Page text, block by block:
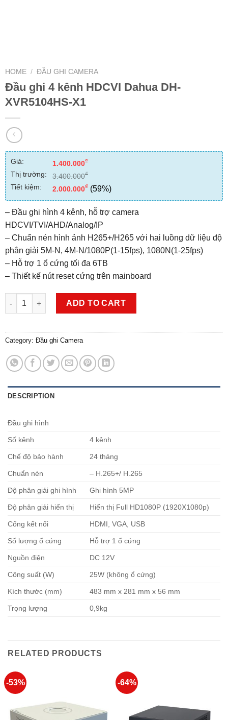
HOME / ĐẦU GHI CAMERA
Đầu ghi 4 kênh HDCVI Dahua DH-
XVR5104HS-X1
Giá: 1.400.000₫
Thị trường: 3.400.000₫
Tiết kiệm: 2.000.000₫ (59%)
– Đầu ghi hình 4 kênh, hỗ trợ camera
HDCVI/TVI/AHD/Analog/IP
– Chuẩn nén hình ảnh H265+/H265 với hai luồng dữ liệu độ
phân giải 5M-N, 4M-N/1080P(1-15fps), 1080N(1-25fps)
– Hỗ trợ 1 ổ cứng tối đa 6TB
– Thiết kế nút reset cứng trên mainboard
Đầu ghi 4 kênh HDCVI Dahua DH-XVR5104HS-X1 quantity
ADD TO CART
Category: Đầu ghi Camera
DESCRIPTION
Đầu ghi hình
Số kênh 4 kênh
Chế độ bảo hành 24 tháng
Chuẩn nén – H.265+/ H.265
Độ phân giải ghi hình Ghi hình 5MP
Độ phân giải hiển thị Hiển thị Full HD1080P (1920X1080p)
Cổng kết nối HDMI, VGA, USB
Số lượng ổ cứng Hỗ trợ 1 ổ cứng
Nguồn điện DC 12V
Công suất (W) 25W (không ổ cứng)
Kích thước (mm) 483 mm x 281 mm x 56 mm
Trọng lượng 0,9kg
RELATED PRODUCTS
-53% -64%